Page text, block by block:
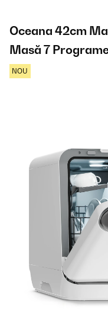
Oceana 42cm
Masă 7
NOU